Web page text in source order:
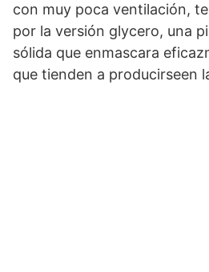
con muy poca ventilación,
por la versión glycero, una
sólida que enmascara
que tienden a producirseen